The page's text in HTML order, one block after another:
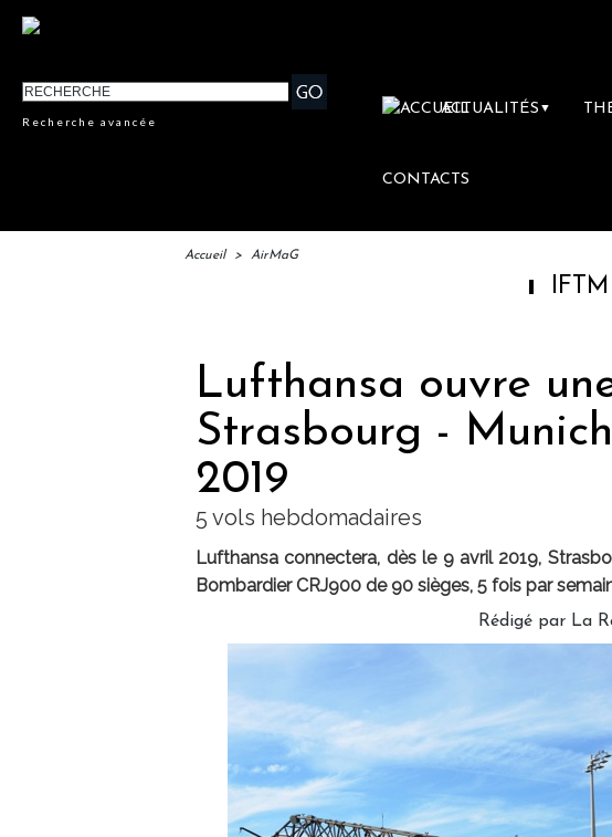
Recherche avancée
ACTUALITÉS ▼
CONTACTS
Accueil > AirMaG
IFTM :
Lufthansa ouvre
Strasbourg -
2019
5 vols hebdomadaires
Lufthansa connectera, dès le 9 avril 2019,
Bombardier CRJ900 de 90 sièges, 5 fois par
Rédigé par La